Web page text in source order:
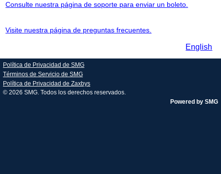
Consulte nuestra página de soporte para enviar un boleto.
Visite nuestra página de preguntas frecuentes.
English
Política de Privacidad de SMG
Términos de Servicio de SMG
Política de Privacidad de Zaxbys
© 2026 SMG. Todos los derechos reservados.
Powered by SMG